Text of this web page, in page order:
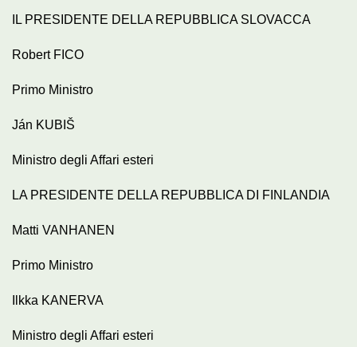
IL PRESIDENTE DELLA REPUBBLICA SLOVACCA
Robert FICO
Primo Ministro
Ján KUBIŠ
Ministro degli Affari esteri
LA PRESIDENTE DELLA REPUBBLICA DI FINLANDIA
Matti VANHANEN
Primo Ministro
Ilkka KANERVA
Ministro degli Affari esteri